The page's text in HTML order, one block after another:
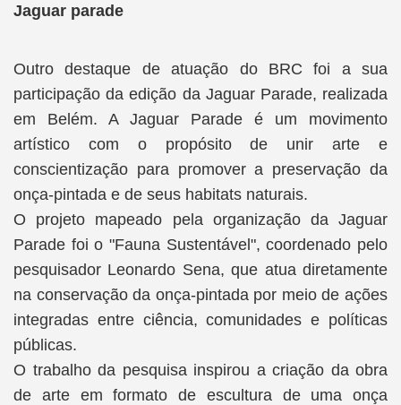
Jaguar parade
Outro destaque de atuação do BRC foi a sua
participação da edição da Jaguar Parade, realizada
em Belém. A Jaguar Parade é um movimento
artístico com o propósito de unir arte e
conscientização para promover a preservação da
onça-pintada e de seus habitats naturais.
O projeto mapeado pela organização da Jaguar
Parade foi o "Fauna Sustentável", coordenado pelo
pesquisador Leonardo Sena, que atua diretamente
na conservação da onça-pintada por meio de ações
integradas entre ciência, comunidades e políticas
públicas.
O trabalho da pesquisa inspirou a criação da obra
de arte em formato de escultura de uma onça